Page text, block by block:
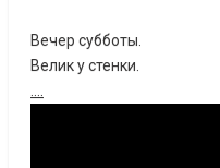
Вечер субботы.
Велик у стенки.